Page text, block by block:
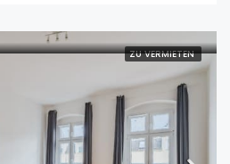
ZU VERMIETEN